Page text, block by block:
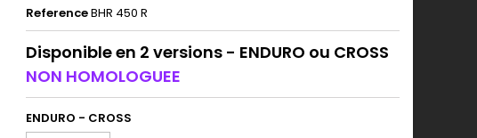
ReferenceBHR 450 R
Disponible en 2 versions - ENDURO ou CROSS
NON HOMOLOGUEE
ENDURO - CROSS